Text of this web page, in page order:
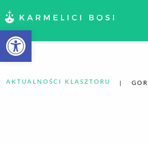
Otwórz pasek narzędzi
AKTUALNOŚCI KLASZTORU